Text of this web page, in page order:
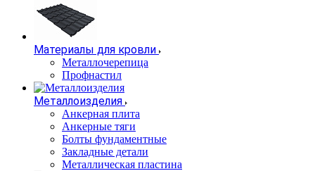
Материалы для кровли
Металлочерепица
Профнастил
Металлоизделия
Анкерная плита
Анкерные тяги
Болты фундаментные
Закладные детали
Металлическая пластина